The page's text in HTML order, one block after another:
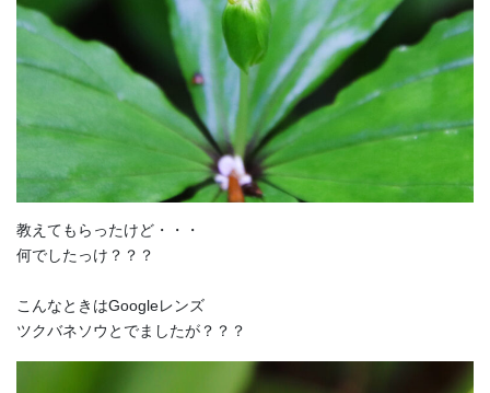
教えてもらったけど・・・
何でしたっけ？？？
こんなときはGoogleレンズ
ツクバネソウとでましたが？？？